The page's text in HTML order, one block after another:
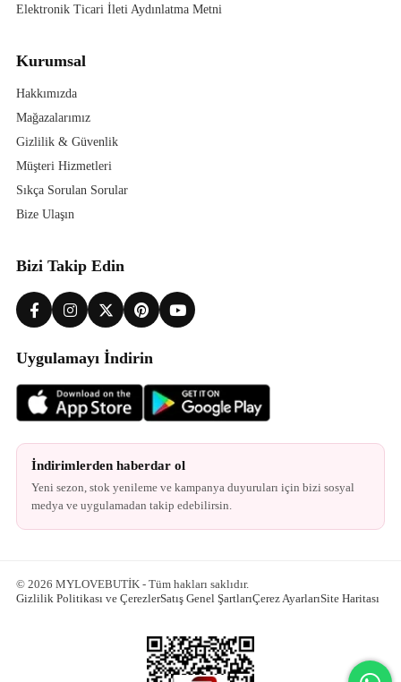
Elektronik Ticari İleti Aydınlatma Metni
Kurumsal
Hakkımızda
Mağazalarımız
Gizlilik & Güvenlik
Müşteri Hizmetleri
Sıkça Sorulan Sorular
Bize Ulaşın
Bizi Takip Edin
Uygulamayı İndirin
İndirimlerden haberdar ol
Yeni sezon, stok yenileme ve kampanya duyuruları için bizi sosyal
medya ve uygulamadan takip edebilirsin.
© 2026 MYLOVEBUTİK - Tüm hakları saklıdır.
Gizlilik Politikası ve ÇerezlerSatış Genel ŞartlarıÇerez AyarlarıSite Haritası